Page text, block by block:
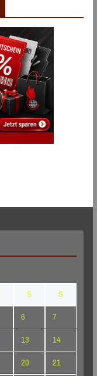
S
S
6
7
13
14
20
21